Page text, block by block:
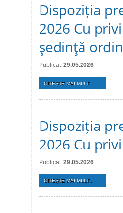
Dispoziția
2026 Cu
şedinţă
Publicat: 29.05.2026
CITEŞTE MAI MULT...
Dispoziția
2026 Cu
Publicat: 29.05.2026
CITEŞTE MAI MULT...